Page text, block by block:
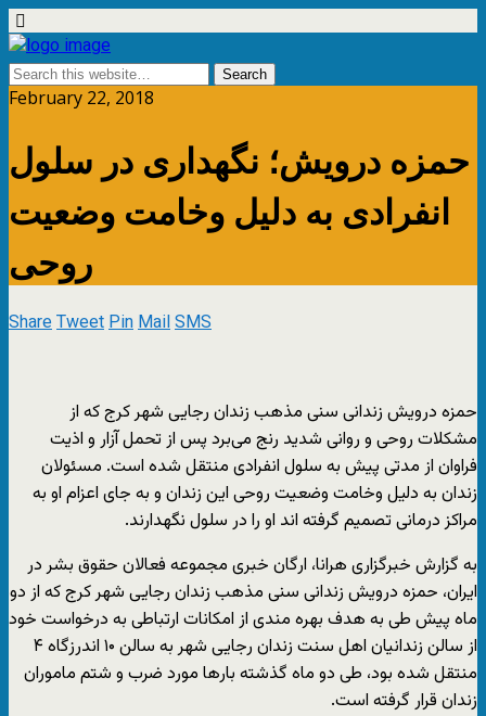
February 22, 2018
حمزه درویش؛ نگهداری در سلول
انفرادی به دلیل وخامت وضعیت
روحی
ShareTweetPinMailSMS
حمزه درویش زندانی سنی مذهب زندان رجایی شهر کرج که از
مشکلات روحی و روانی شدید رنج می‌برد پس از تحمل آزار و اذیت
فراوان از مدتی پیش به سلول انفرادی منتقل شده است. مسئولان
زندان به دلیل وخامت وضعیت روحی این زندان و به جای اعزام او به
مراکز درمانی تصمیم گرفته اند او را در سلول نگهدارند.
به گزارش خبرگزاری هرانا، ارگان خبری مجموعه فعالان حقوق بشر در
ایران، حمزه درویش زندانی سنی مذهب زندان رجایی شهر کرج که از دو
ماه پیش طی به هدف بهره مندی از امکانات ارتباطی به درخواست خود
از سالن زندانیان اهل سنت زندان رجایی شهر به سالن ۱۰ اندرزگاه ۴
منتقل شده بود، طی دو ماه گذشته بارها مورد ضرب و شتم ماموران
زندان قرار گرفته است.